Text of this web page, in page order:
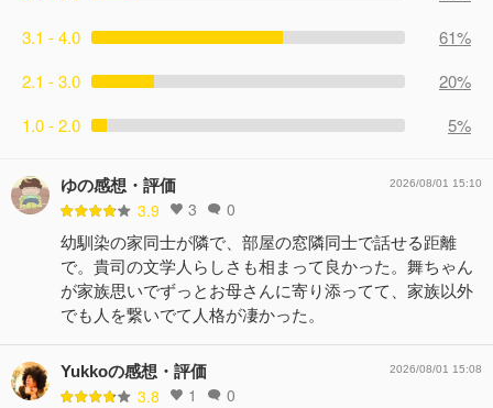
3.1 - 4.0
61%
2.1 - 3.0
20%
1.0 - 2.0
5%
ゆの感想・評価
3.9 3 0
2026/08/01 15:10
幼馴染の家同士が隣で、部屋の窓隣同士で話せる距離
で。貴司の文学人らしさも相まって良かった。舞ちゃん
が家族思いでずっとお母さんに寄り添ってて、家族以外
でも人を繋いでて人格が凄かった。
Yukkoの感想・評価
3.8 1 0
2026/08/01 15:08